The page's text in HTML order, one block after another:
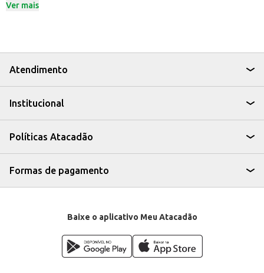
praticidade no preparo de suas receitas, o alho granulado é uma
Utilize em molhos, sopas e caldos para intensificar o sabor.
Misture com azeite e ervas para temperar saladas e legumes.
Salpique sobre pães e torradas para um toque especial.
Ver mais
Atendimento
Institucional
Políticas Atacadão
Formas de pagamento
Baixe o aplicativo Meu Atacadão